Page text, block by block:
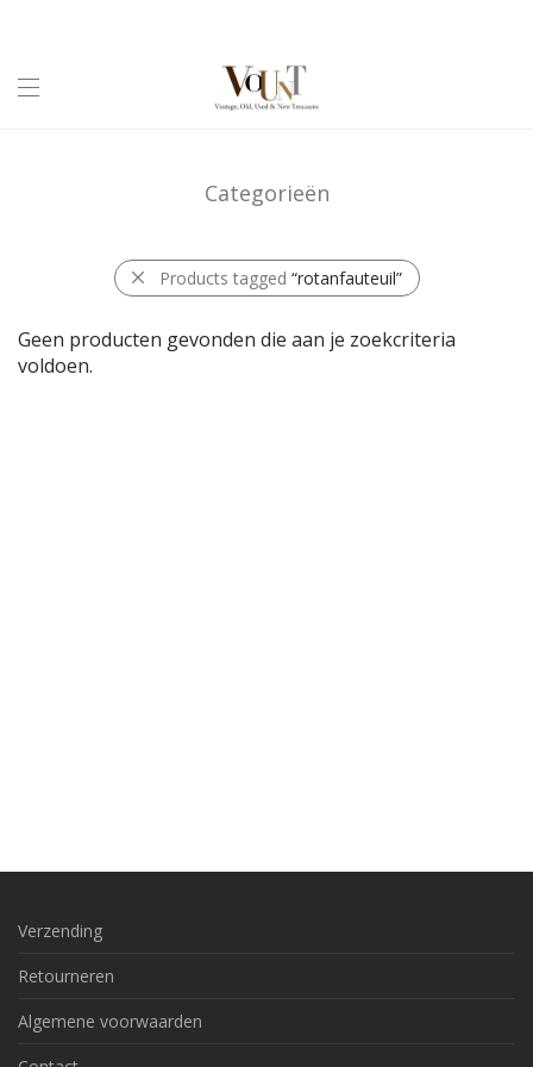
Categorieën
Products tagged “rotanfauteuil”
Geen producten gevonden die aan je zoekcriteria
voldoen.
Verzending
Retourneren
Algemene voorwaarden